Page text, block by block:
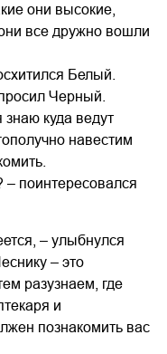
они высокие,
все дружно вошли
Белый.
Черный.
знаю куда ведут
навестим
поинтересовался
– улыбнулся
– это
разузнаем, где
и
познакомить вас